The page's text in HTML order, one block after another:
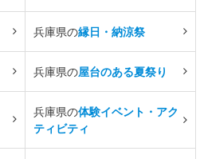
兵庫県の縁日・納涼祭
兵庫県の屋台のある夏祭り
兵庫県の体験イベント・アク
ティビティ